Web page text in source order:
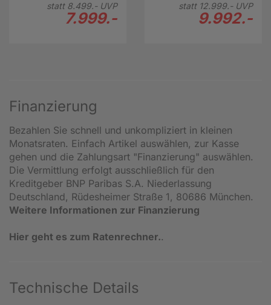
statt 8.499.-UVP
7.999.-
statt 12.999.-UVP
9.992.-
Finanzierung
Bezahlen Sie schnell und unkompliziert in kleinen
Monatsraten. Einfach Artikel auswählen, zur Kasse
gehen und die Zahlungsart "Finanzierung" auswählen.
Die Vermittlung erfolgt ausschließlich für den
Kreditgeber BNP Paribas S.A. Niederlassung
Deutschland, Rüdesheimer Straße 1, 80686 München.
Weitere Informationen zur Finanzierung
Hier geht es zum Ratenrechner..
Technische Details